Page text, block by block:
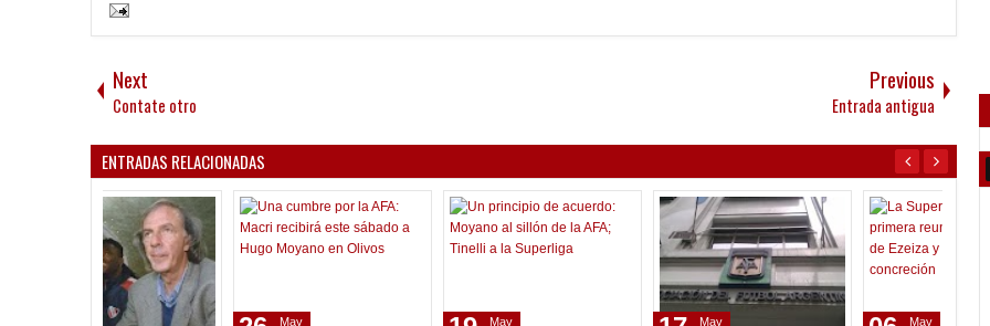
Next
Contate otro
Previous
Entrada antigua
ENTRADAS RELACIONADAS
May